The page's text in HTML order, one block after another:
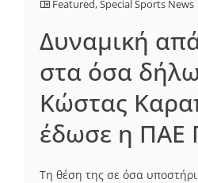
Featured,Special Sports News
Δυναμική
στα όσα
Κώστας
έδωσε η ΠΑΕ
Τη θέση της σε όσα